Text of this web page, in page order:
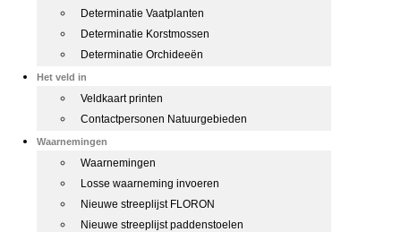
Determinatie Vaatplanten
Determinatie Korstmossen
Determinatie Orchideeën
Het veld in
Veldkaart printen
Contactpersonen Natuurgebieden
Waarnemingen
Waarnemingen
Losse waarneming invoeren
Nieuwe streeplijst FLORON
Nieuwe streeplijst paddenstoelen